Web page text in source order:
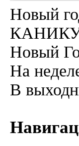
Новый
Новый
На
В